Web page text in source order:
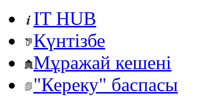
IT HUB
Күнтізбе
Мұражай кешені
"Кереку" баспасы